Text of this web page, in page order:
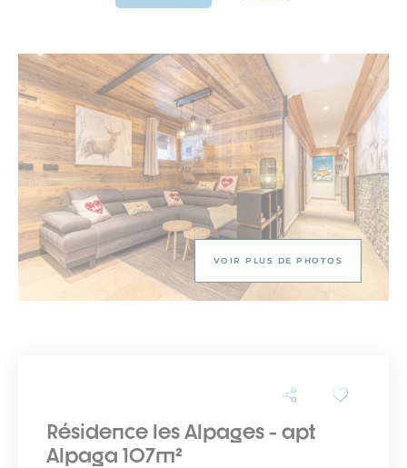
VOIR PLUS DE PHOTOS
Résidence les Alpages - apt
Alpaga 107m²